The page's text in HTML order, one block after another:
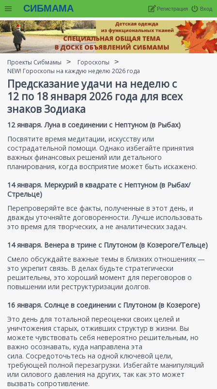
СИБМАМА Вход
Регистрация
Проекты Сибмамы
Гороскопы
NEW! Гороскопы на каждую неделю 2026 года
Предсказание удачи на неделю с
12 по 18 января 2026 года для всех
знаков Зодиака
12 января. Луна в соединении с Нептуном (в Рыбах)
Посвятите время медитации, искусству или
сострадательной помощи. Однако избегайте принятия
важных финансовых решений или детального
планирования, когда восприятие может быть искажено.
14 января. Меркурий в квадрате с Нептуном (в Рыбах/
Стрельце)
Перепроверяйте все факты, полученные в этот день, и
дважды уточняйте договоренности. Лучше использовать
это время для творческих, а не аналитических задач.
14 января. Венера в трине с Плутоном (в Козероге/Тельце)
Смело обсуждайте важные темы в близких отношениях —
это укрепит связь. В делах будьте стратегически
решительны, это хороший момент для переговоров о
повышении или реструктуризации долгов.
16 января. Солнце в соединении с Плутоном (в Козероге)
Это день для тотальной переоценки своих целей и
уничтожения старых, отживших структур в жизни. Вы
можете чувствовать себя невероятно решительным, но
важно осознавать, куда направлена эта
сила. Сосредоточьтесь на одной ключевой цели,
требующей полной перезагрузки. Избегайте манипуляций
или силового давления на других, так как это может
вызвать сопротивление.